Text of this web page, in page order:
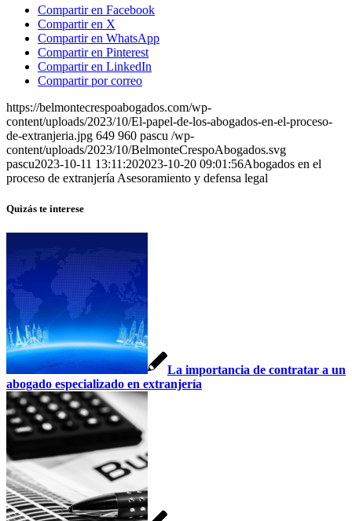
Compartir en Facebook
Compartir en X
Compartir en WhatsApp
Compartir en Pinterest
Compartir en LinkedIn
Compartir por correo
https://belmontecrespoabogados.com/wp-
content/uploads/2023/10/El-papel-de-los-abogados-en-el-proceso-
de-extranjeria.jpg 649 960 pascu /wp-
content/uploads/2023/10/BelmonteCrespoAbogados.svg
pascu2023-10-11 13:11:202023-10-20 09:01:56Abogados en el
proceso de extranjería Asesoramiento y defensa legal
Quizás te interese
La importancia de contratar a un
abogado especializado en extranjería